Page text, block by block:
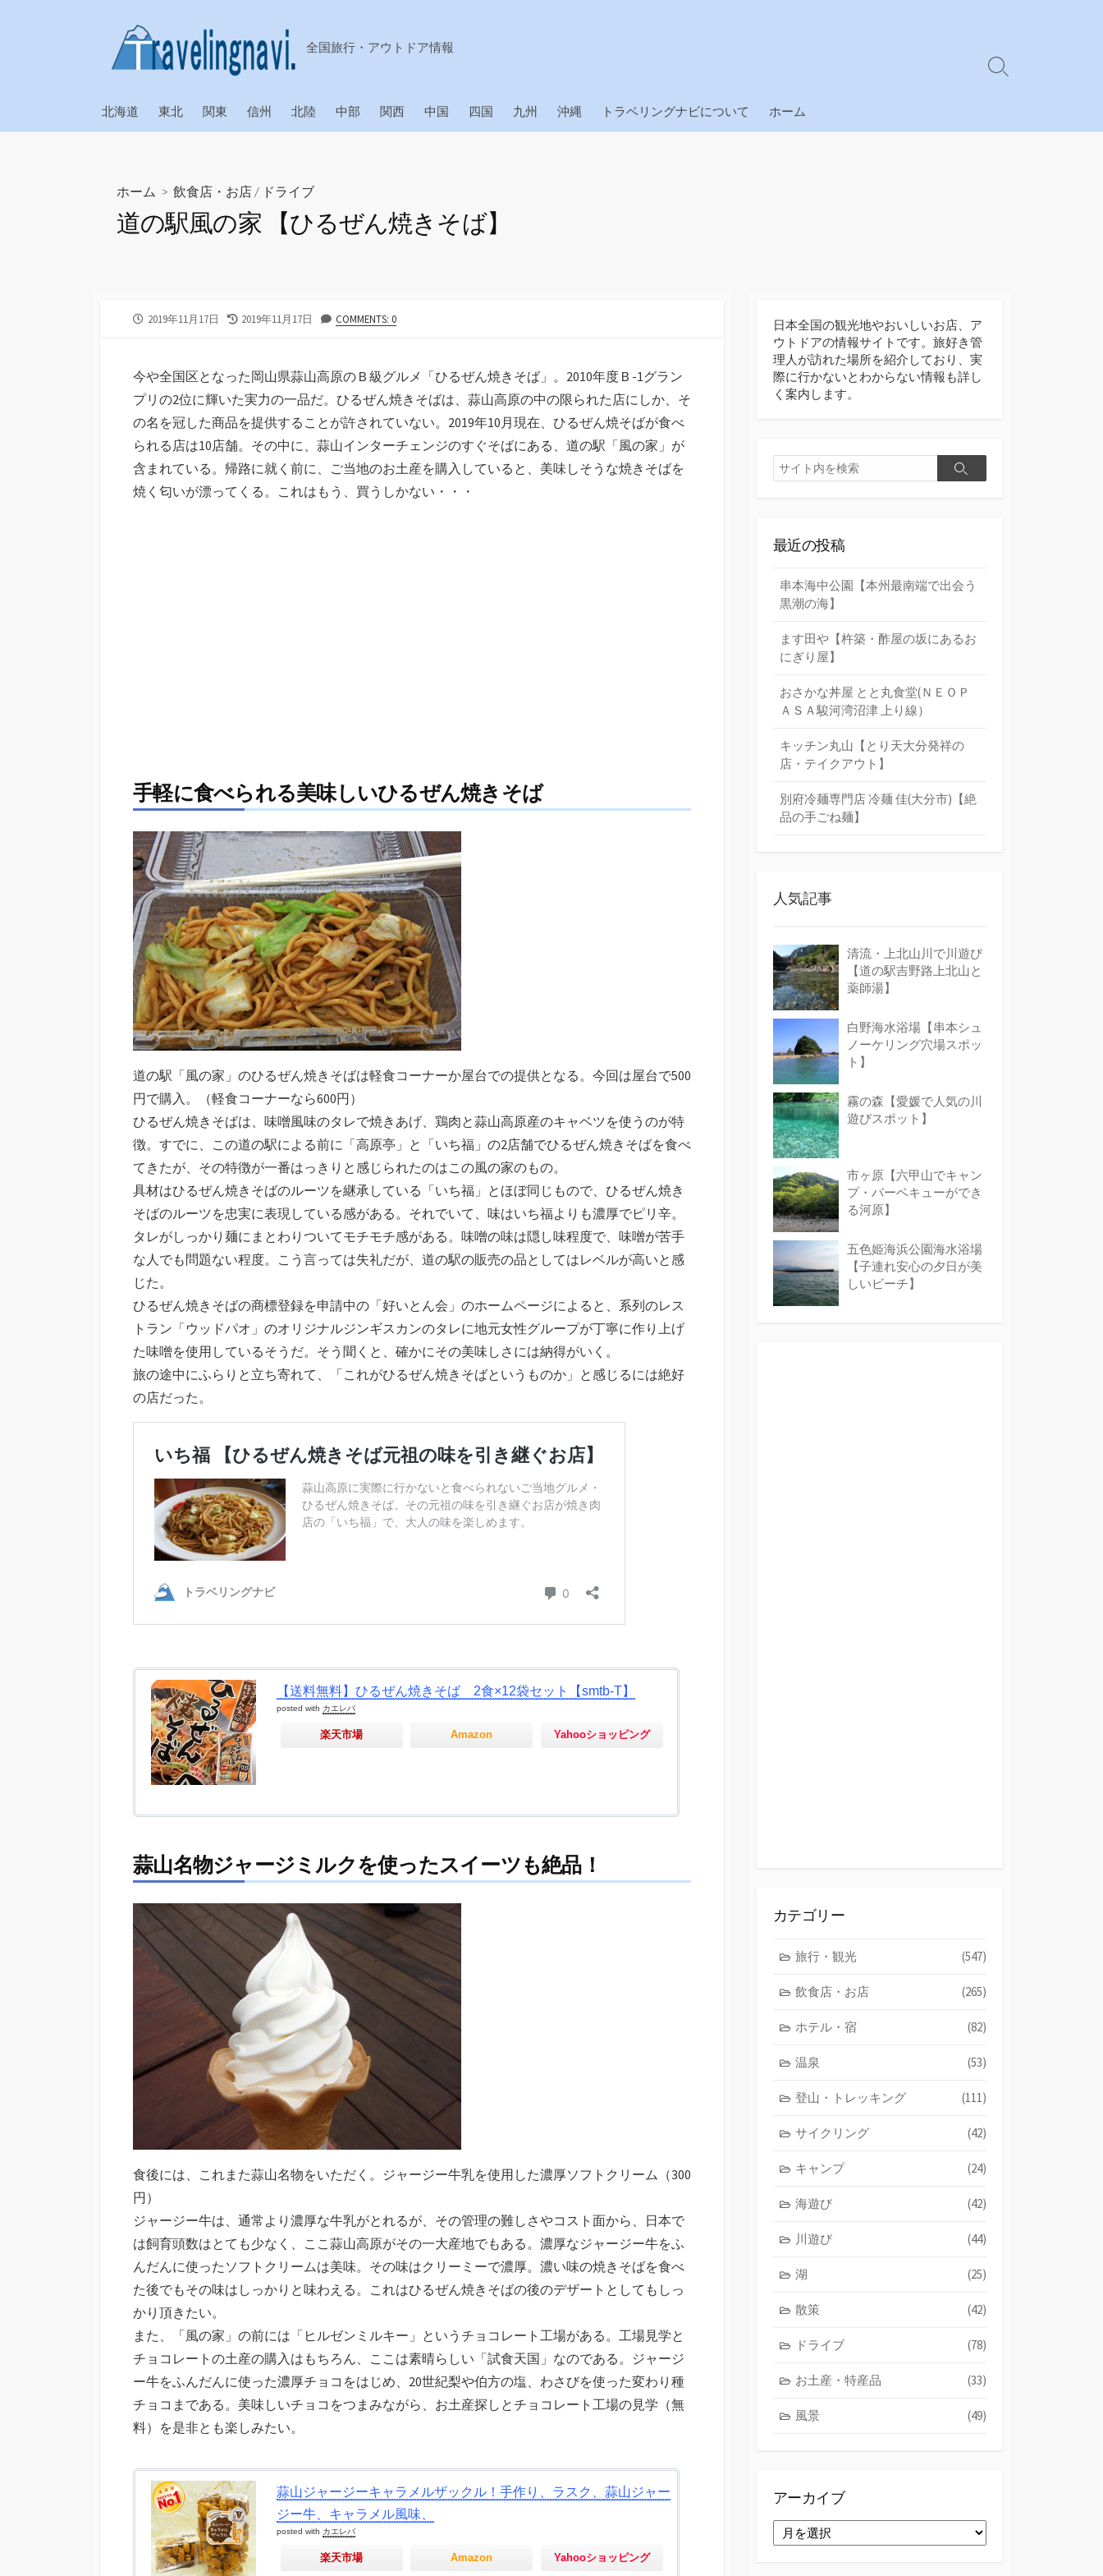
ス
全国旅行・アウトドア情報
北海道 東北 関東 信州 北陸 中部 関西 中国 四国 九州 沖縄 トラベリングナビについて ホーム
検
ホーム > 飲食店・お店 / ドライブ
道の駅風の家 【ひるぜん焼きそば】
公
2019年11月17日
最
日
2019年11月17日 COMMENTS: 0
今や全国区となった岡山県蒜山高原のＢ級グルメ「ひるぜん焼きそば」。2010年度Ｂ-1グラン
プリの2位に輝いた実力の一品だ。ひるぜん焼きそばは、蒜山高原の中の限られた店にしか、そ
の名を冠した商品を提供することが許されていない。2019年10月現在、ひるぜん焼そばが食べ
られる店は10店舗。その中に、蒜山インターチェンジのすぐそばにある、道の駅「風の家」が
含まれている。帰路に就く前に、ご当地のお土産を購入していると、美味しそうな焼きそばを
焼く匂いが漂ってくる。これはもう、買うしかない・・・
手軽に食べられる美味しいひるぜん焼きそば
道の駅「風の家」のひるぜん焼きそばは軽食コーナーか屋台での提供となる。今回は屋台で500
円で購入。（軽食コーナーなら600円）
ひるぜん焼きそばは、味噌風味のタレで焼きあげ、鶏肉と蒜山高原産のキャベツを使うのが特
徴。すでに、この道の駅による前に「高原亭」と「いち福」の2店舗でひるぜん焼きそばを食べ
てきたが、その特徴が一番はっきりと感じられたのはこの風の家のもの。
具材はひるぜん焼きそばのルーツを継承している「いち福」とほぼ同じもので、ひるぜん焼き
そばのルーツを忠実に表現している感がある。それでいて、味はいち福よりも濃厚でピリ辛。
タレがしっかり麺にまとわりついてモチモチ感がある。味噌の味は隠し味程度で、味噌が苦手
な人でも問題ない程度。こう言っては失礼だが、道の駅の販売の品としてはレベルが高いと感
じた。
ひるぜん焼きそばの商標登録を申請中の「好いとん会」のホームページによると、系列のレス
トラン「ウッドパオ」のオリジナルジンギスカンのタレに地元女性グループが丁寧に作り上げ
た味噌を使用しているそうだ。そう聞くと、確かにその美味しさには納得がいく。
旅の途中にふらりと立ち寄れて、「これがひるぜん焼きそばというものか」と感じるには絶好
の店だった。
【送料無料】ひるぜん焼きそば 2食×12袋セット【smtb-T】
posted with カエレバ
楽天市場 Amazon Yahooショッピング
蒜山名物ジャージミルクを使ったスイーツも絶品！
食後には、これまた蒜山名物をいただく。ジャージー牛乳を使用した濃厚ソフトクリーム（300
円）
ジャージー牛は、通常より濃厚な牛乳がとれるが、その管理の難しさやコスト面から、日本で
は飼育頭数はとても少なく、ここ蒜山高原がその一大産地でもある。濃厚なジャージー牛をふ
んだんに使ったソフトクリームは美味。その味はクリーミーで濃厚。濃い味の焼きそばを食べ
た後でもその味はしっかりと味わえる。これはひるぜん焼きそばの後のデザートとしてもしっ
かり頂きたい。
また、「風の家」の前には「ヒルゼンミルキー」というチョコレート工場がある。工場見学と
チョコレートの土産の購入はもちろん、ここは素晴らしい「試食天国」なのである。ジャージ
ー牛をふんだんに使った濃厚チョコをはじめ、20世紀梨や伯方の塩、わさびを使った変わり種
チョコまである。美味しいチョコをつまみながら、お土産探しとチョコレート工場の見学（無
料）を是非とも楽しみたい。
蒜山ジャージーキャラメルザックル！手作り、ラスク、蒜山ジャー
ジー牛、キャラメル風味、
posted with カエレバ
楽天市場 Amazon Yahooショッピング
日本全国の観光地やおいしいお店、ア
ウトドアの情報サイトです。旅好き管
理人が訪れた場所を紹介しており、実
際に行かないとわからない情報も詳し
く案内します。
検
索
検
最近の投稿
串本海中公園【本州最南端で出会う
黒潮の海】
ます田や【杵築・酢屋の坂にあるお
にぎり屋】
おさかな丼屋 とと丸食堂(ＮＥＯＰ
ＡＳＡ駿河湾沼津 上り線）
キッチン丸山【とり天大分発祥の
店・テイクアウト】
別府冷麺専門店 冷麺 佳(大分市)【絶
品の手ごね麺】
人気記事
清流・上北山川で川遊び
【道の駅吉野路上北山と
薬師湯】
白野海水浴場【串本シュ
ノーケリング穴場スポッ
ト】
霧の森【愛媛で人気の川
遊びスポット】
市ヶ原【六甲山でキャン
プ・バーベキューができ
る河原】
五色姫海浜公園海水浴場
【子連れ安心の夕日が美
しいビーチ】
カテゴリー
旅行・観光 (547)
飲食店・お店 (265)
ホテル・宿 (82)
温泉 (53)
登山・トレッキング (111)
サイクリング (42)
キャンプ (24)
海遊び (42)
川遊び (44)
湖 (25)
散策 (42)
ドライブ (78)
お土産・特産品 (33)
風景 (49)
アーカイブ
ー